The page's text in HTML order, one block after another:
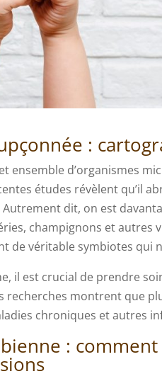
:
ensemble d’organismes
études révèlent qu’il
dit, on est
champignons et
de véritable symbiotes qui
il est crucial de prendre
recherches montrent que
chroniques et autres
: